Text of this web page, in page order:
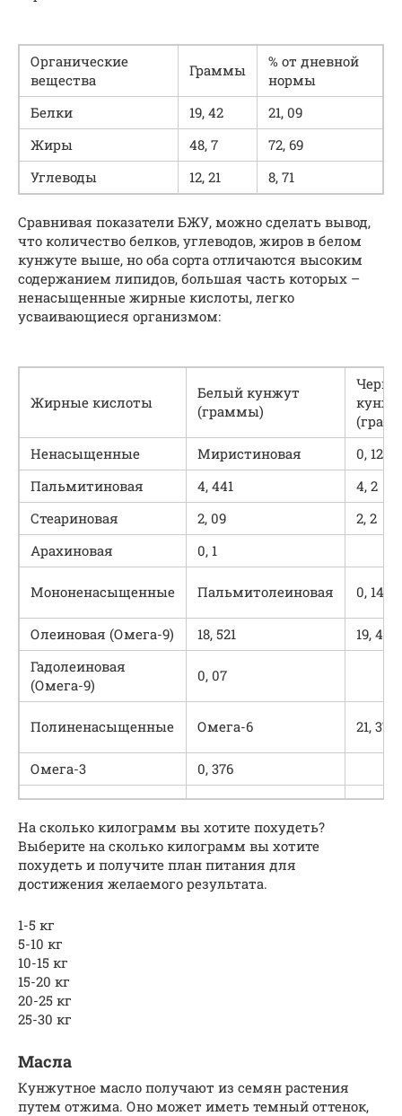
Органические
вещества
Граммы
% от дневной
нормы
Белки
19, 42
21, 09
Жиры
48, 7
72, 69
Углеводы
12, 21 8, 71
Сравнивая показатели БЖУ, можно сделать вывод,
что количество белков, углеводов, жиров в белом
кунжуте выше, но оба сорта отличаются высоким
содержанием липидов, большая часть которых –
ненасыщенные жирные кислоты, легко
усваивающиеся организмом:
Жирные кислоты
Белый кунжут
(граммы)
Ненасыщенные
Миристиновая
0, 124
Пальмитиновая
4, 441
4, 2
Стеариновая
2, 09
2, 2
Арахиновая
0, 1
Мононенасыщенные Пальмитолеиновая 0, 149
Олеиновая (Омега-9) 18, 521
19, 4
Гадолеиновая
(Омега-9)
0, 07
Полиненасыщенные Омега-6 21, 375
Омега-3 0, 376
На сколько килограмм вы хотите похудеть?
Выберите на сколько килограмм вы хотите
похудеть и получите план питания для
достижения желаемого результата.
1-5 кг
5-10 кг
10-15 кг
15-20 кг
20-25 кг
25-30 кг
Масла
Кунжутное масло получают из семян растения
путем отжима. Оно может иметь темный оттенок,